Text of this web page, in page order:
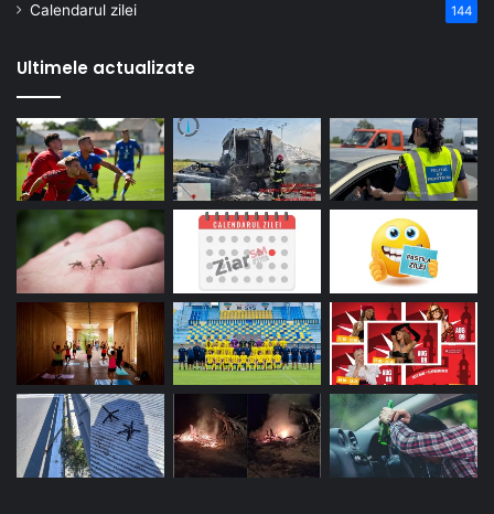
Calendarul zilei 144
Ultimele actualizate